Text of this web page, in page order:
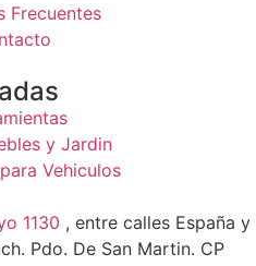
Frecuentes
y Jardin
Vehiculos
1130 , entre calles España y
Pdo. De San Martin. CP